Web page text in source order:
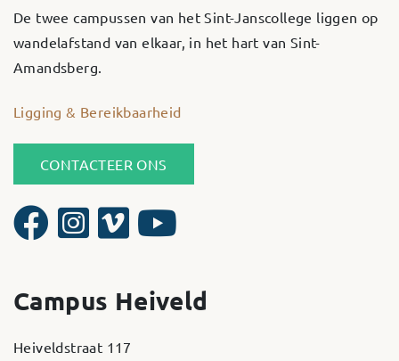
De twee campussen van het Sint-Janscollege liggen op
wandelafstand van elkaar, in het hart van Sint-
Amandsberg.
Ligging & Bereikbaarheid
CONTACTEER ONS
Campus Heiveld
Heiveldstraat 117